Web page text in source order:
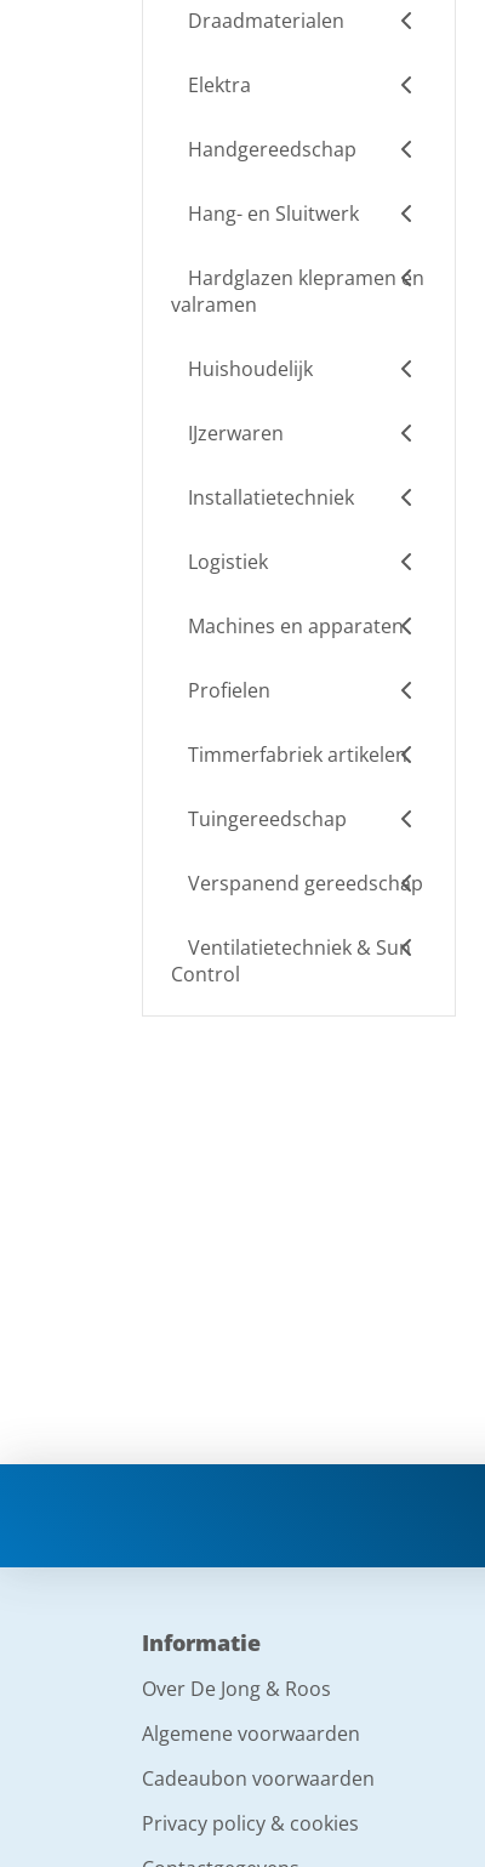
Draadmaterialen
Elektra
Handgereedschap
Hang- en Sluitwerk
Hardglazen klepramen en
valramen
Huishoudelijk
IJzerwaren
Installatietechniek
Logistiek
Machines en apparaten
Profielen
Timmerfabriek artikelen
Tuingereedschap
Verspanend gereedschap
Ventilatietechniek & Sun
Control
Informatie
Over De Jong & Roos
Algemene voorwaarden
Cadeaubon voorwaarden
Privacy policy & cookies